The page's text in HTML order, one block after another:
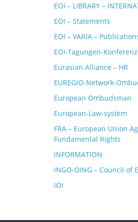
EOI – LIBRARY –
EOI – Statements
EOI – VARIA –
EOI-Tagungen-
Eurasian Alliance – HR
EUREGIO-Network-
European Ombudsman
European-Law-system
FRA – European Union
Fundamental Rights
INFORMATION
INGO-OING – Council of
IOI